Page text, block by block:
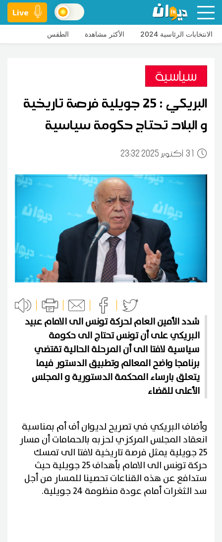
Live
الانتخابات الرئاسية 2024 الأكثر مشاهدة الطقس
سياسية
البريكي : 25 جويلية فرصة تاريخية
و البلاد تحتاج حكومة سياسية
3123:32 2025 أكتوبر
شدد الأمين العام لحركة تونس الى الامام عبيد
البريكي على أن تونس تحتاج الى حكومة
سياسية لافتا الى أن المرحلة الحالية تقتضي
برنامجا واضح المعالم وتطبيق الدستور فيما
يتعلق بارساء المحكمة الدستورية و المجلس
الأعلى للقضاء
وأضاف البريكي في تصريح لديوان أف أم بمناسبة
انعقاد المجلس المركزي لحزبه بالحمامات أن مسار
25 جويلية يمثل فرصة تاريخية لافتا الى تمسك
حركة تونس الى الامام بأهداف 25 جويلية حيث
ستدافع عن هذه القناعات تحصينا للمسار من أجل
سد الثغرات أمام عودة منظومة 24 جويلية.